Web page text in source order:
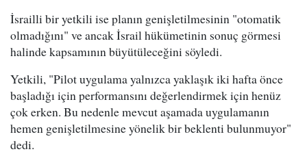
İsrailli bir yetkili ise planın genişletilmesinin "otomatik
olmadığını" ve ancak İsrail hükümetinin sonuç görmesi
halinde kapsamının büyütüleceğini söyledi.
Yetkili, "Pilot uygulama yalnızca yaklaşık iki hafta önce
başladığı için performansını değerlendirmek için henüz
çok erken. Bu nedenle mevcut aşamada uygulamanın
hemen genişletilmesine yönelik bir beklenti bulunmuyor"
dedi.